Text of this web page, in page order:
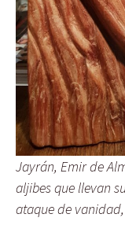
Jayrán, Emir de
aljibes que llevan
ataque de